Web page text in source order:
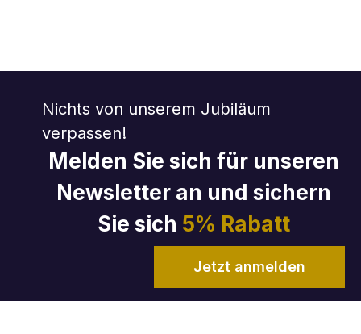
Nichts von unserem Jubiläum
verpassen!
Melden Sie sich für unseren
Newsletter an und sichern
Sie sich 5% Rabatt
Jetzt anmelden